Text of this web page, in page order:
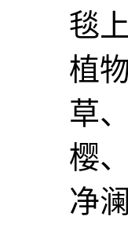
毯
植
草
樱
净